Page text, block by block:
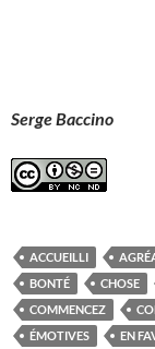
Serge Baccino
ACCUEILLI
BONTÉ
CHOSE
COMMENCEZ
ÉMOTIVES
EN